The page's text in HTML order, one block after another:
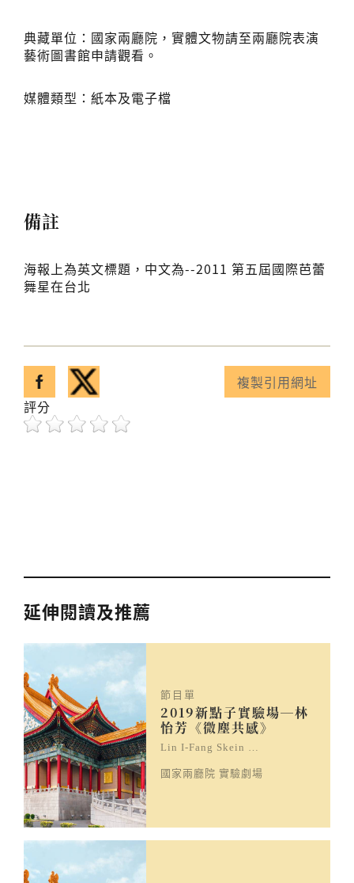
典藏單位：國家兩廳院，實體文物請至兩廳院表演
藝術圖書館申請觀看。
媒體類型：紙本及電子檔
備註
海報上為英文標題，中文為--2011 第五屆國際芭蕾
舞星在台北
分享至facebook
分享至twitter
複製引用網址
已複製引用網址！
評分
延伸閱讀及推薦
節目單
2019新點子實驗場─林
怡芳《微塵共感》
Lin I-Fang Skein …
國家兩廳院 實驗劇場